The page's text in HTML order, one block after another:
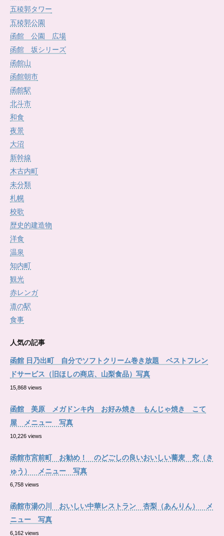
五稜郭タワー
五稜郭公園
函館 公園 広場
函館 坂シリーズ
函館山
函館朝市
函館駅
北斗市
和食
夜景
大沼
新幹線
木古内町
未分類
札幌
校歌
歴史的建造物
洋食
温泉
知内町
観光
赤レンガ
道の駅
食事
人気の記事
函館 日乃出町 自分でソフトクリーム巻き放題 ベストフレン
ドサービス（旧ほしの商店、山梨食品）写真
15,868 views
函館 美原 メガドンキ内 お好み焼き もんじゃ焼き こて
屋 メニュー 写真
10,226 views
函館市宮前町 お勧め！ のどごしの良いおいしい蕎麦 究（き
ゅう） メニュー 写真
6,758 views
函館市湯の川 おいしい中華レストラン 杏梨（あんりん） メ
ニュー 写真
6,162 views